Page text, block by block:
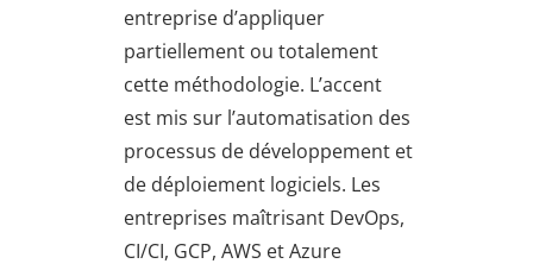
entreprise d’appliquer
partiellement ou totalement
cette méthodologie. L’accent
est mis sur l’automatisation des
processus de développement et
de déploiement logiciels. Les
entreprises maîtrisant DevOps,
CI/CI, GCP, AWS et Azure